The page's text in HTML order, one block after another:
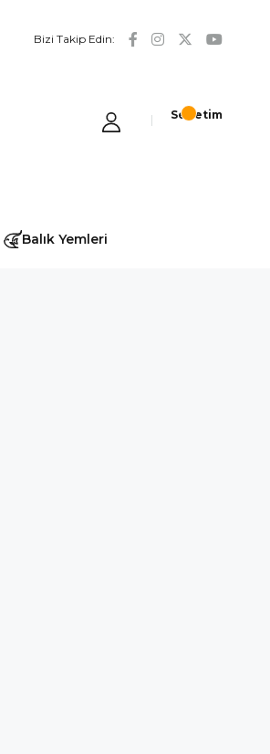
Bizi Takip Edin:
Sepetim
Balık Yemleri